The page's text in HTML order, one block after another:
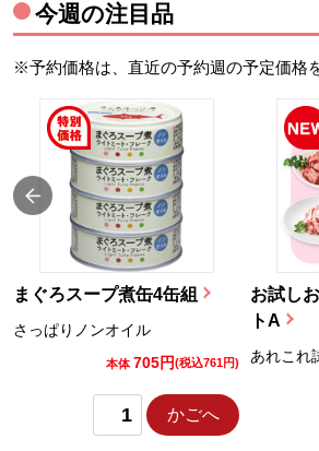
今週の注目品
※予約価格は、直近の予約週の予定価格
まぐろスープ煮缶4缶組
さっぱりノンオイル
本体 705円(税込761円)
かごへ
お試し
トA
あれこれ